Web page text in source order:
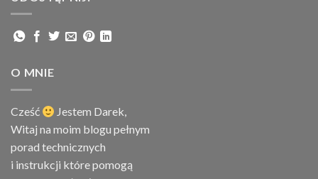
O MNIE
Cześć Jestem Darek,
Witaj na moim blogu pełnym
porad technicznych
i instrukcji które pomogą